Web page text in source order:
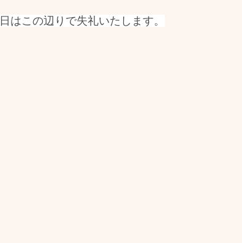
はこの辺りで失礼いたします。